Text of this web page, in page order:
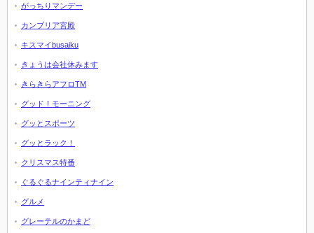
がっちりマンデー
カンブリア宮殿
キスマイbusaiku
きょうは会社休みます
きらきらアフロTM
グッド！モーニング
グッとスポーツ
グッとラック！
クリスマス特番
ぐるぐるナインティナイン
グルメ
グレーテルのかまど